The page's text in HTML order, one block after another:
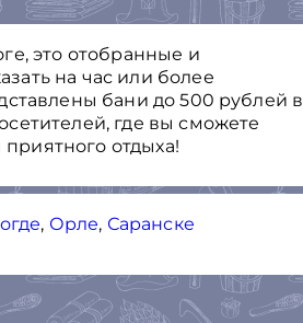
это отобранные и
на час или более
бани до 500 рублей в
где вы сможете
отдыха!
, Орле, Саранске